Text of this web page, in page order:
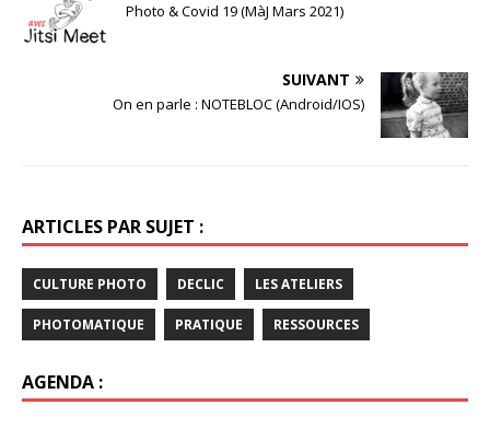
Photo & Covid 19 (MàJ Mars 2021)
SUIVANT
On en parle : NOTEBLOC (Android/IOS)
ARTICLES PAR SUJET :
CULTURE PHOTO DECLIC LES ATELIERS
PHOTOMATIQUE PRATIQUE RESSOURCES
AGENDA :